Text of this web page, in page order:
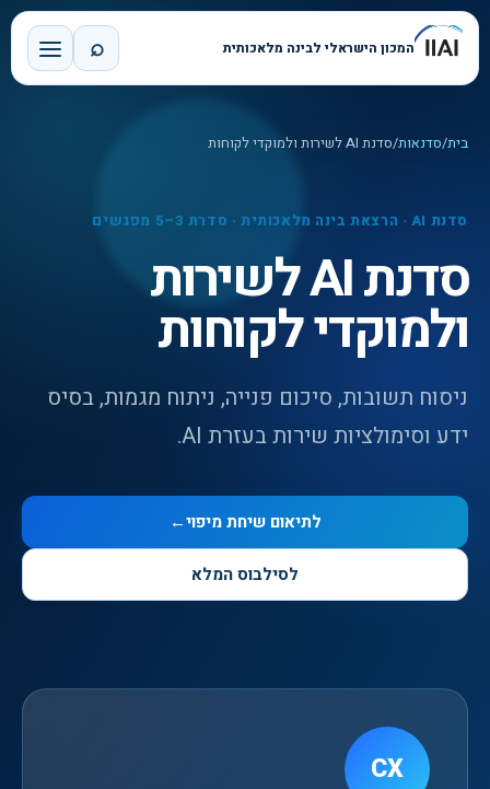
המכון הישראלי לבינה מלאכותית ⌕
בית/סדנאות/סדנת AI לשירות ולמוקדי לקוחות
סדנת AI · הרצאת בינה מלאכותית · סדרת 3–5 מפגשים
סדנת AI לשירות
ולמוקדי לקוחות
ניסוח תשובות, סיכום פנייה, ניתוח מגמות, בסיס
ידע וסימולציות שירות בעזרת AI.
לתיאום שיחת מיפוי←
לסילבוס המלא
CX